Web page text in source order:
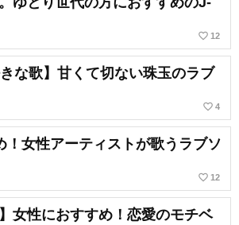
favorite_border 12
きな歌】甘くて切ない珠玉のラブ
favorite_border 4
！女性アーティストが歌うラブソ
favorite_border 12
女性におすすめ！恋愛のモチベ